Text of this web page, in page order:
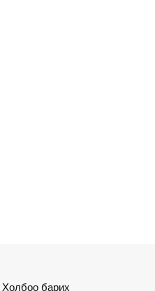
Холбоо барих